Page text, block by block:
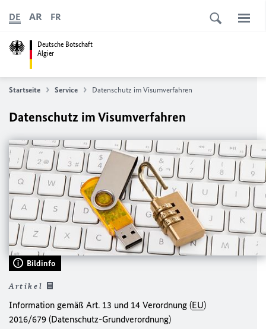
Deutsche Botschaft
Algier
DE AR FR
Startseite Service Datenschutz im Visumverfahren
Datenschutz im Visumverfahren
Bildinfo
Artikel
Information gemäß Art. 13 und 14 Verordnung (EU)
2016/679 (Datenschutz-Grundverordnung)